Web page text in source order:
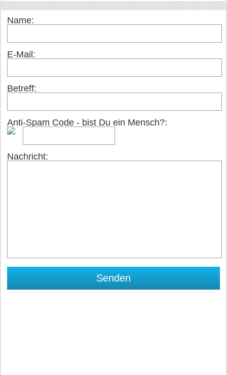
Name:
E-Mail:
Betreff:
Anti-Spam Code - bist Du ein Mensch?:
Nachricht: